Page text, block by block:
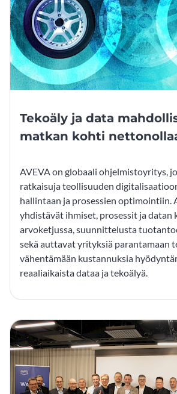
Tekoäly ja data
matkan kohti
AVEVA on globaali ohjelmistoyritys,
ratkaisuja teollisuuden
hallintaan ja prosessien optimointiin.
yhdistävät ihmiset, prosessit ja datan
arvoketjussa, suunnittelusta
sekä auttavat yrityksiä parantamaan
vähentämään kustannuksia
reaaliaikaista dataa ja tekoälyä.